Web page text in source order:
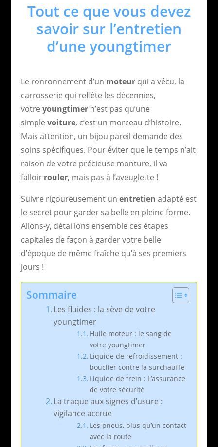
Tout ce que vous devez
savoir sur l’entretien
d’une youngtimer
Le ronronnement d’un moteurqui a vécu, la
carrosserie qui reflète les décennies,
votre youngtimern’est pas qu’une
simple voiture, c’est un morceau d’histoire.
Mais attention, un bijou pareil demande des
soins spécifiques. Pour éviter que le temps n’ait
raison de votre précieuse monture, il va
falloir rouler, mais pas à l’aveuglette !
Suivre rigoureusement un entretien adapté est
le secret pour garder sa belle en pleine forme.
Allons-y, détaillons ensemble ces étapes
capitales de façon à garder votre belle
d’époque de même fraîche qu’à ses premiers
jours !
Sommaire
Les fluides : la sève de votre
youngtimer
Huile moteur : le sang de
votre youngtimer
Liquide de refroidissement :
bouclier contre la surchauffe
Liquide de frein : L’assurance
de votre sécurité
La traque aux signes d’usure :
vigilance accrue
Les pneus, plus qu’un contact
avec la route